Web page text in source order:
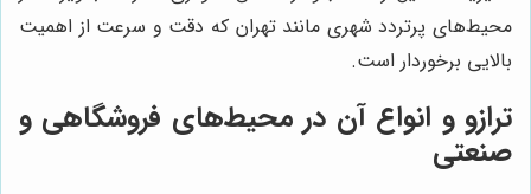
محیط‌های پرتردد شهری مانند تهران که دقت و سرعت از اهمیت
بالایی برخوردار است.
ترازو و انواع آن در محیط‌های فروشگاهی و
صنعتی